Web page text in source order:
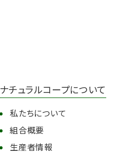
ナチュラルコープについて
私たちについて
組合概要
生産者情報